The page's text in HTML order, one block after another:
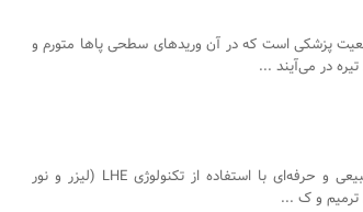
پزشکی است که در آن وریدهای سطحی پاها متورم و
در می‌آیند ...
کاشت ابرو طبیعی و حرفه‌ای با استفاده از تکنولوژی LHE (لیزر و نور
ترمیم و ک ...